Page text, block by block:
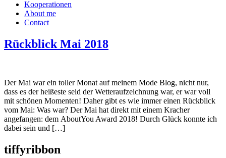
Kooperationen
About me
Contact
Rückblick Mai 2018
Der Mai war ein toller Monat auf meinem Mode Blog, nicht nur,
dass es der heißeste seid der Wetteraufzeichnung war, er war voll
mit schönen Momenten! Daher gibt es wie immer einen Rückblick
vom Mai: Was war? Der Mai hat direkt mit einem Kracher
angefangen: dem AboutYou Award 2018! Durch Glück konnte ich
dabei sein und […]
tiffyribbon